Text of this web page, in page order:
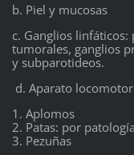
b. Piel y mucosas
c. Ganglios
tumorales, ganglios
y subparotideos.
d. Aparato
1. Aplomos
2. Patas: por
3. Pezuñas